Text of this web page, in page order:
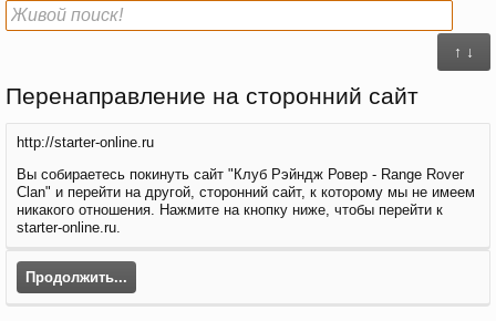
↑ ↓
Перенаправление на сторонний сайт
http://starter-online.ru
Вы собираетесь покинуть сайт "Клуб Рэйндж Ровер - Range Rover
Clan" и перейти на другой, сторонний сайт, к которому мы не имеем
никакого отношения. Нажмите на кнопку ниже, чтобы перейти к
starter-online.ru.
Продолжить...